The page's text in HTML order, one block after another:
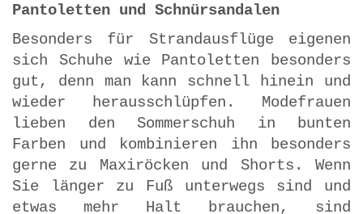
Pantoletten und Schnürsandalen
Besonders für Strandausflüge eigenen
sich Schuhe wie Pantoletten besonders
gut, denn man kann schnell hinein und
wieder herausschlüpfen. Modefrauen
lieben den Sommerschuh in bunten
Farben und kombinieren ihn besonders
gerne zu Maxiröcken und Shorts. Wenn
Sie länger zu Fuß unterwegs sind und
etwas mehr Halt brauchen, sind